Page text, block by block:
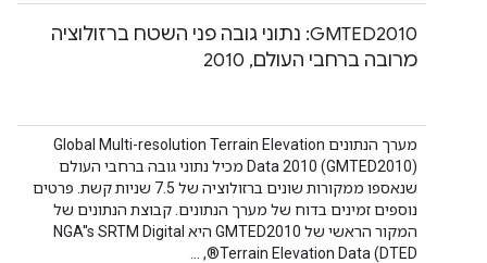
‫GMTED2010: נתוני גובה פני השטח ברזולוציה
מרובה ברחבי העולם, 2010
מערך הנתונים Global Multi-resolution Terrain Elevation
Data 2010 (GMTED2010) מכיל נתוני גובה ברחבי העולם
שנאספו ממקורות שונים ברזולוציה של 7.5 שניות קשת. פרטים
נוספים זמינים בדוח של מערך הנתונים. קבוצת הנתונים של
המקור הראשי של GMTED2010 היא NGA''s SRTM Digital
Terrain Elevation Data (DTED®, …